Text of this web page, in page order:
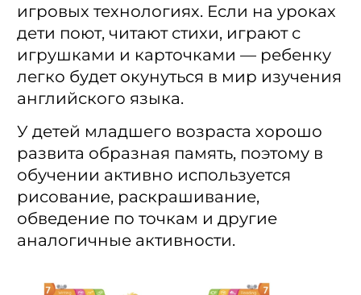
игровых технологиях. Если на уроках
дети поют, читают стихи, играют с
игрушками и карточками — ребенку
легко будет окунуться в мир изучения
английского языка.
У детей младшего возраста хорошо
развита образная память, поэтому в
обучении активно используется
рисование, раскрашивание,
обведение по точкам и другие
аналогичные активности.